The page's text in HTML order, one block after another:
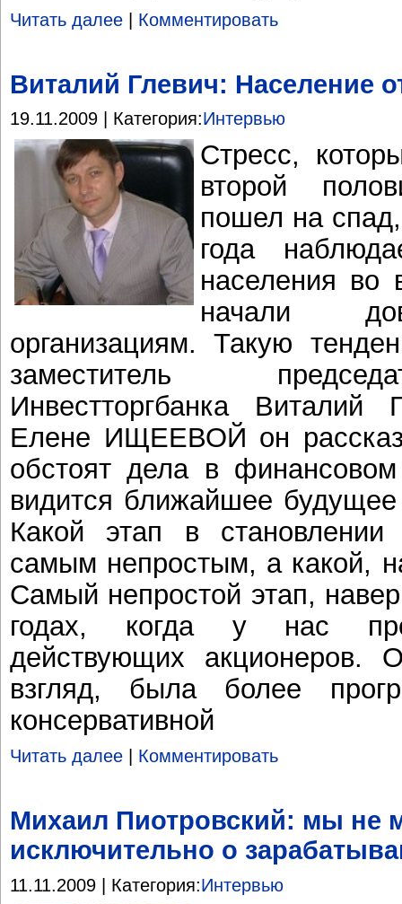
Читать далее | Комментировать
Виталий Глевич: Население
19.11.2009 | Категория:Интервью
Стресс,
второй
пошел на
года
населения
начали
организациям. Такую
заместитель
Инвестторгбанка
Елене ИЩЕЕВОЙ он
обстоят дела в
видится ближайшее
Какой этап в становлении
самым непростым, а какой,
Самый непростой этап,
годах, когда у нас
действующих акционеров.
взгляд, была более
консервативной
Читать далее Комментировать
Михаил Пиотровский: мы не
исключительно о
11.11.2009 | Категория:Интервью